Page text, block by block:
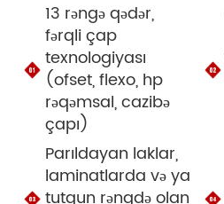
13 rəngə qədər,
fərqli çap
texnologiyası
(ofset, flexo, hp
rəqəmsal, cazibə
çapı)
Parıldayan laklar,
laminatlarda və ya
tutqun rəngdə olan